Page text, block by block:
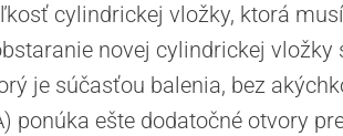
cylindrickej vložky, ktorá
novej cylindrickej
je súčasťou balenia, bez
ponúka ešte dodatočné otvory